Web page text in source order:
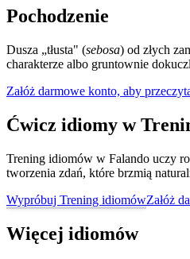
Pochodzenie
Dusza „tłusta" (sebosa) od złych
charakterze albo gruntownie
Załóż darmowe konto, aby
Ćwicz idiomy w
Trening idiomów w Falando uczy
tworzenia zdań, które brzmią
Wypróbuj Trening idiomówZałóż
Więcej idiomów